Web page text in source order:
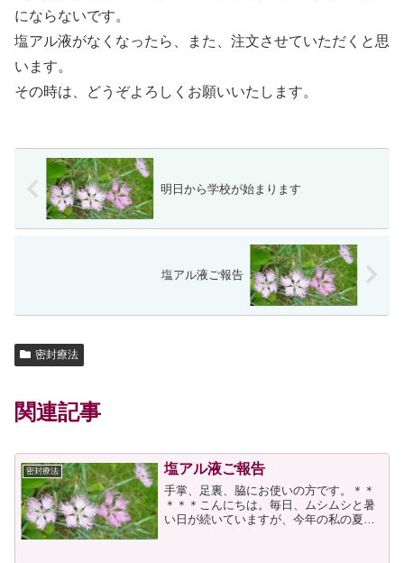
にならないです。
塩アル液がなくなったら、また、注文させていただくと思
います。
その時は、どうぞよろしくお願いいたします。
明日から学校が始まります
塩アル液ご報告
密封療法
関連記事
密封療法 塩アル液ご報告
手掌、足裏、脇にお使いの方です。＊＊
＊＊＊こんにちは。毎日、ムシムシと暑
い日が続いていますが、今年の私の夏